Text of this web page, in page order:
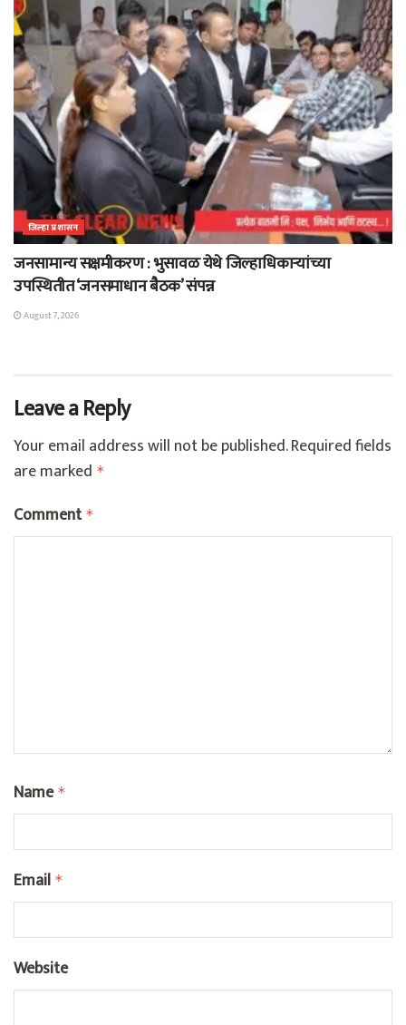
जिल्हा प्रशासन
जनसामान्य सक्षमीकरण : भुसावळ येथे जिल्हाधिकाऱ्यांच्या
उपस्थितीत ‘जनसमाधान बैठक’ संपन्न
August 7, 2026
Leave a Reply
Your email address will not be published.Required fields
are marked *
Comment *
Name *
Email *
Website